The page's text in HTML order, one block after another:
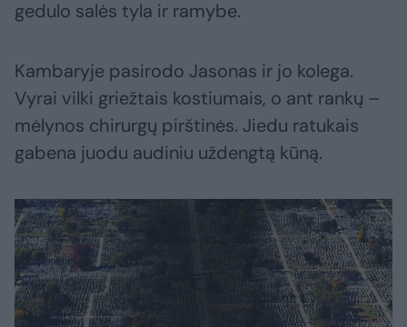
gedulo salės tyla ir ramybe.
Kambaryje pasirodo Jasonas ir jo kolega.
Vyrai vilki griežtais kostiumais, o ant rankų –
mėlynos chirurgų pirštinės. Jiedu ratukais
gabena juodu audiniu uždengtą kūną.